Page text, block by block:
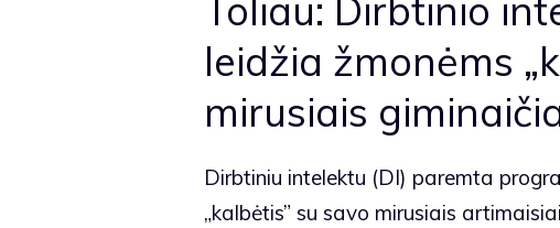
Toliau: Dirbtinio
leidžia žmonėms
mirusiais
Dirbtiniu intelektu (DI) paremta
„kalbėtis” su savo mirusiais